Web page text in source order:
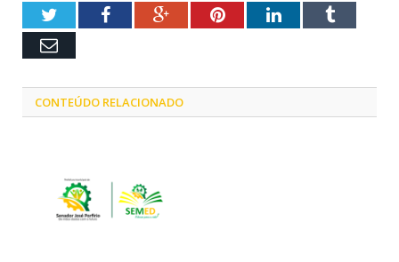
TwitterFacebookGoogle+PinterestLinkedInTumblr
Email
CONTEÚDO RELACIONADO